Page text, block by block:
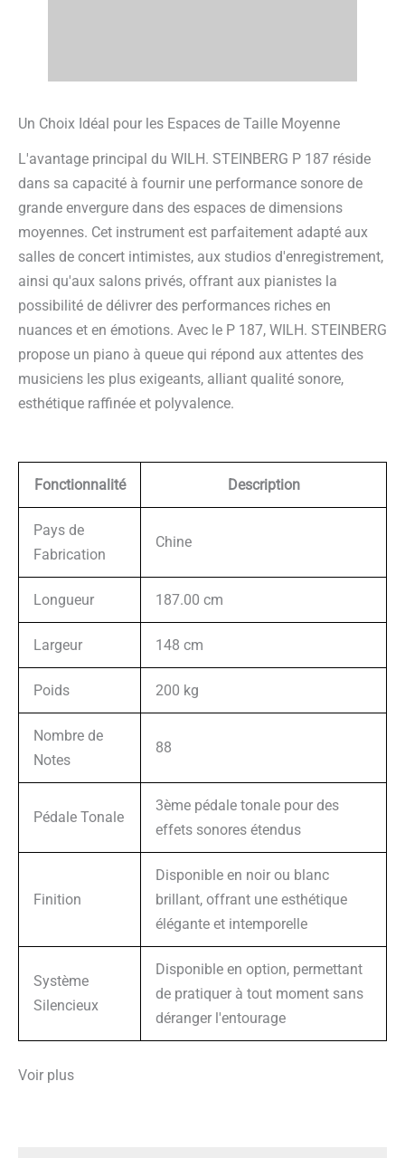
Un Choix Idéal pour les Espaces de Taille Moyenne
L'avantage principal du WILH. STEINBERG P 187 réside
dans sa capacité à fournir une performance sonore de
grande envergure dans des espaces de dimensions
moyennes. Cet instrument est parfaitement adapté aux
salles de concert intimistes, aux studios d'enregistrement,
ainsi qu'aux salons privés, offrant aux pianistes la
possibilité de délivrer des performances riches en
nuances et en émotions. Avec le P 187, WILH. STEINBERG
propose un piano à queue qui répond aux attentes des
musiciens les plus exigeants, alliant qualité sonore,
esthétique raffinée et polyvalence.
Fonctionnalité Description
Pays de
Fabrication
Chine
Longueur 187.00 cm
Largeur 148 cm
Poids 200 kg
Nombre de
Notes
88
Pédale Tonale
3ème pédale tonale pour des
effets sonores étendus
Finition
Disponible en noir ou blanc
brillant, offrant une esthétique
élégante et intemporelle
Système
Silencieux
Disponible en option, permettant
de pratiquer à tout moment sans
déranger l'entourage
Voir plus